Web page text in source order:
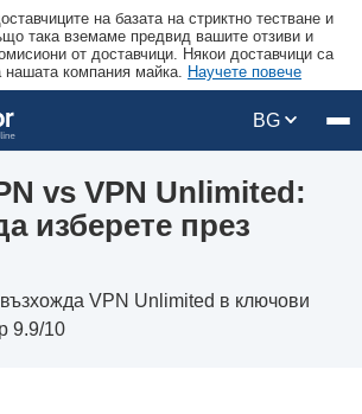
на базата на стриктно тестване и
така вземаме предвид вашите отзиви и
от доставчици. Някои доставчици са
нашата компания майка. Научете повече
BG
vs VPN Unlimited:
изберете през
VPN Unlimited в ключови
9.9/10